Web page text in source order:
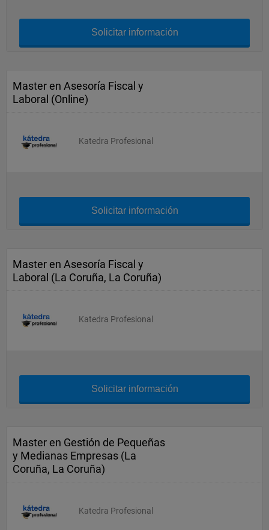
Solicitar información
Master en Asesoría Fiscal y
Laboral (Online)
Katedra Profesional
Solicitar información
Master en Asesoría Fiscal y
Laboral (La Coruña, La Coruña)
Katedra Profesional
Solicitar información
Master en Gestión de Pequeñas
y Medianas Empresas (La
Coruña, La Coruña)
Katedra Profesional